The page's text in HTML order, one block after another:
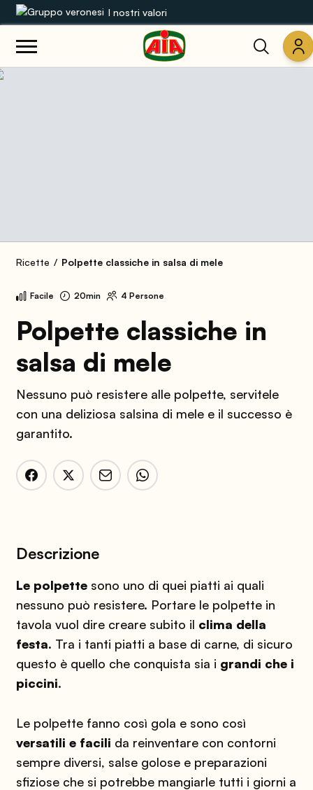
I nostri valori
Le nostre gamme
Mondo AIA
Ricette Polpette classiche in salsa di mele
Facile 20min 4 Persone
Polpette classiche in
salsa di mele
Nessuno può resistere alle polpette, servitele
con una deliziosa salsina di mele e il successo è
garantito.
Descrizione
Le polpettesono uno di quei piatti ai quali
nessuno può resistere. Portare le polpette in
tavola vuol dire creare subito il clima della
festa. Tra i tanti piatti a base di carne, di sicuro
questo è quello che conquista sia i grandi che i
piccini.
Le polpette fanno così gola e sono così
versatili e facili da reinventare con contorni
sempre diversi, salse golose e preparazioni
sfiziose che si potrebbe mangiarle tutti i giorni a